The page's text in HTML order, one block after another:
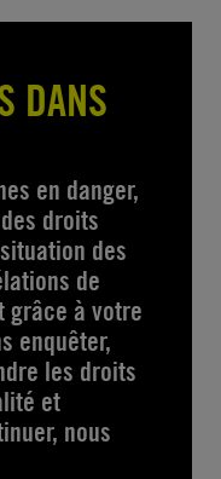
DANS
en danger,
droits
des
de
grâce à votre
enquêter,
les droits
et
nous